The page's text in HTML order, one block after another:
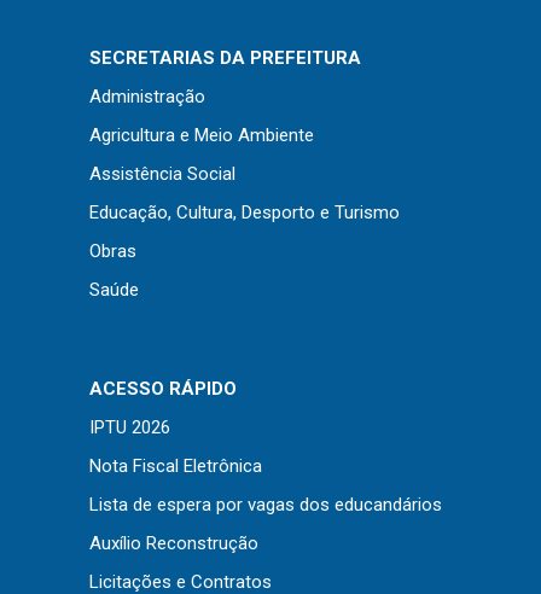
Seletivo Simplificado
Concursos
Instruções Normativas
Licitações
Dispensas e Inexigibilidades
Chamamentos Públicos
Leis, Decretos e Portarias
Transparência
Portal da Transparência
Radar da Transparência
Cespro
SECRETARIAS DA PREFEITURA
Administração
Agricultura e Meio Ambiente
Assistência Social
Educação, Cultura, Desporto e Turismo
Obras
Saúde
ACESSO RÁPIDO
IPTU 2026
Nota Fiscal Eletrônica
Lista de espera por vagas dos educandários
Auxílio Reconstrução
Licitações e Contratos